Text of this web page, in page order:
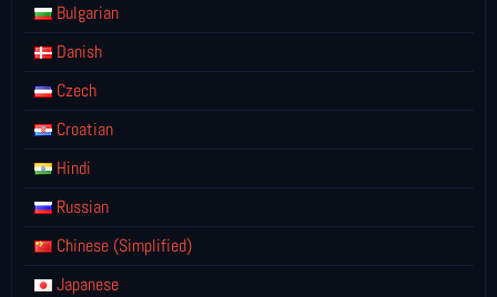
Bulgarian
Danish
Czech
Croatian
Hindi
Russian
Chinese (Simplified)
Japanese